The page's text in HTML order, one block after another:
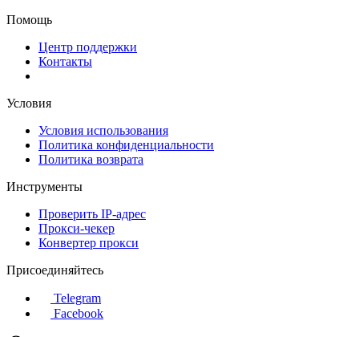
Помощь
Центр поддержки
Контакты
Условия
Условия использования
Политика конфиденциальности
Политика возврата
Инструменты
Проверить IP-адрес
Прокси-чекер
Конвертер прокси
Присоединяйтесь
Telegram
Facebook